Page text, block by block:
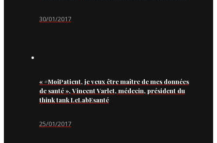
30/01/2017
« #MoiPatient, je veux être maître de mes données
de santé », Vincent Varlet, médecin, président du
think tank LeLabEsanté
25/01/2017